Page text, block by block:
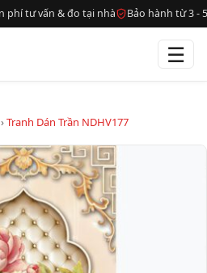
phí tư vấn & đo tại nhà Bảo hành từ 3 -
☰
›Tranh Dán Trần NDHV177